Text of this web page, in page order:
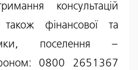
консультацій
фінансової та
поселення –
0800 2651367